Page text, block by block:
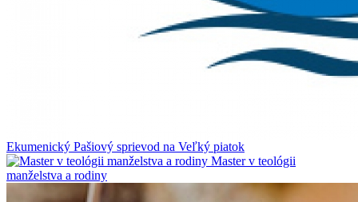
Ekumenický Pašiový sprievod na Veľký piatok
Master v teológii
manželstva a rodiny